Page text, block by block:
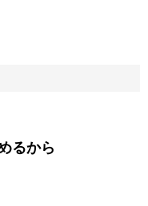
るから